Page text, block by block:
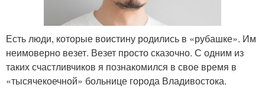
Есть люди, которые воистину родились в «рубашке». Им
неимоверно везет. Везет просто сказочно. С одним из
таких счастливчиков я познакомился в свое время в
«тысячекоечной» больнице города Владивостока.